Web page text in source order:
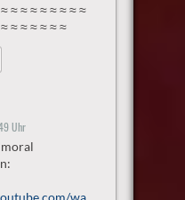
≈ ≈ ≈ ≈ ≈ ≈ ≈ ≈
≈ ≈ ≈ ≈ ≈ ≈
Uhr
wa